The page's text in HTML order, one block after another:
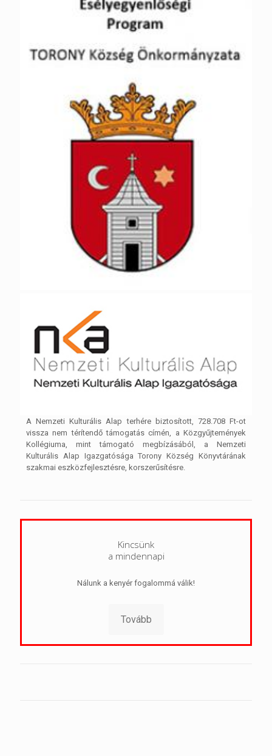
A Nemzeti Kulturális Alap terhére biztosított, 728.708 Ft-ot
vissza nem térítendő támogatás címén, a Közgyűjtemények
Kollégiuma, mint támogató megbízásából, a Nemzeti
Kulturális Alap Igazgatósága Torony Község Könyvtárának
szakmai eszközfejlesztésre, korszerűsítésre.
Kincsünk
a mindennapi
Nálunk a kenyér fogalommá válik!
Tovább